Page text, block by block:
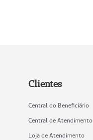
Clientes
Central do Beneficiário
Central de Atendimento
Loja de Atendimento